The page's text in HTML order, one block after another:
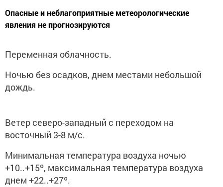
Опасные и неблагоприятные метеорологические
явления не прогнозируются
Переменная облачность.
Ночью без осадков, днем местами небольшой
дождь.
Ветер северо-западный с переходом на
восточный 3-8 м/с.
Минимальная температура воздуха ночью
+10..+15º, максимальная температура воздуха
днем +22..+27º.